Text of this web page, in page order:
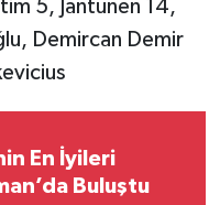
5, Jantunen 14,
Demircan Demir
En İyileri
Buluştu